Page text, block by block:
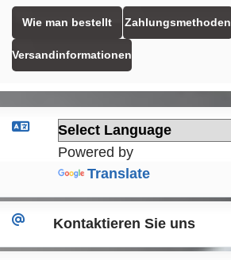
Wie man bestellt Zahlungsmethoden
Versandinformationen
Powered by
Translate
Kontaktieren Sie uns